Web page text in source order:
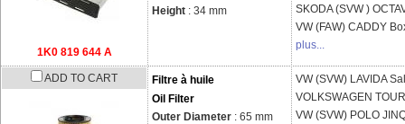
1K0 819 644 A
Height : 34 mm
SKODA (SVW )
VW (FAW) CADDY
plus...
ADD TO CART
Filtre à huile
Oil Filter
Outer Diameter : 65 mm
VW (SVW) LAVIDA
VOLKSWAGEN
VW (SVW) POLO